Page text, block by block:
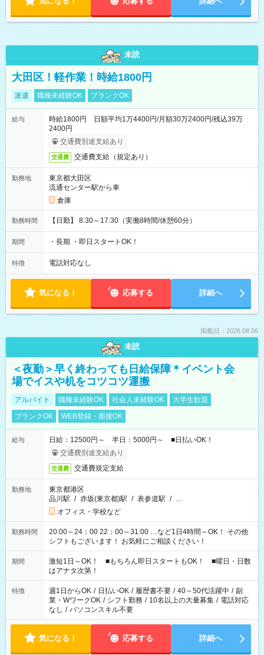
未読
大田区！軽作業！時給1800円
派遣 職種未経験OK ブランクOK
給与
時給1800円 日額平均1万4400円/月額30万2400円/残込39万
2400円
交通費別途支給あり
交通費 交通費支給（規定あり）
勤務地
東京都大田区
流通センター駅から車
倉庫
勤務時間 【日勤】 8:30～17:30（実働8時間/休憩60分）
期間 ・長期 ・即日スタートOK！
特徴 電話対応なし
気になる！ 応募する 詳細へ
掲載日：2026.08.06
未読
＜夜勤＞早く終わっても日給保障＊イベント会
場でイスや机をコツコツ運搬
アルバイト 職種未経験OK 社会人未経験OK
大学生歓迎
ブランクOK
WEB登録・面接OK
給与
日給：12500円～ 半日：5000円～ ■日払いOK！
交通費別途支給あり
交通費 交通費規定支給
勤務地
東京都港区
品川駅 / 赤坂(東京都)駅 / 表参道駅 / …
オフィス・学校など
勤務時間
20:00～24：00 22：00～31:00 …など1日4時間～OK！ その他
シフトもございます！ お気軽にご相談ください！
期間
激短1日～OK！ ■もちろん即日スタートもOK！ ■曜日・日数
はアナタ次第！
特徴 週1日からOK / 日払いOK / 履歴書不要 / 40～50代活躍中 / 副
業・WワークOK / シフト勤務 / 10名以上の大量募集 / 電話対応
なし / パソコンスキル不要
気になる！ 応募する 詳細へ